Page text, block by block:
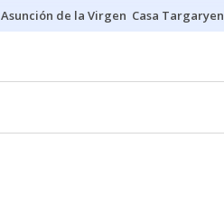
Asunción de la Virgen Casa Targaryen